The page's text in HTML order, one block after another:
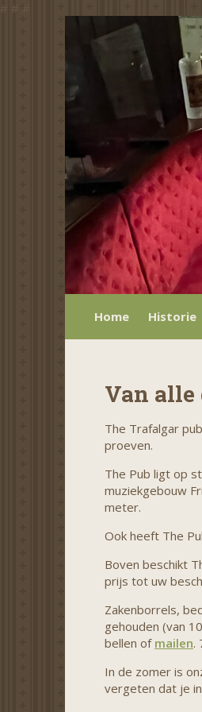
# # #
Home Historie
Van alle
The Trafalgar
proeven.
The Pub ligt op
muziekgebouw
meter.
Ook heeft The
Boven beschikt
prijs tot uw
Zakenborrels,
gehouden (van
bellen of mailen.
In de zomer is
vergeten dat je